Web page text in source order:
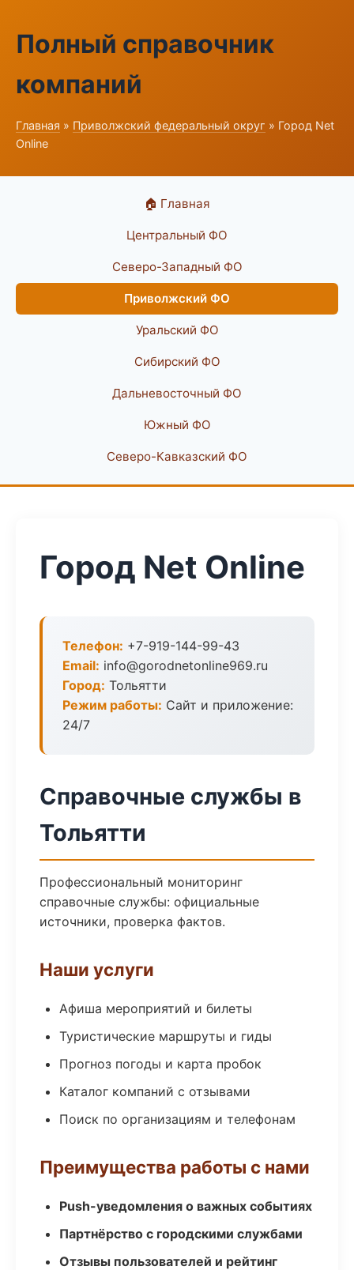
Полный справочник
компаний
Главная » Приволжский федеральный округ » Город Net
Online
🏠 Главная
Центральный ФО
Северо-Западный ФО
Приволжский ФО
Уральский ФО
Сибирский ФО
Дальневосточный ФО
Южный ФО
Северо-Кавказский ФО
Город Net Online
Телефон: +7-919-144-99-43
Email: info@gorodnetonline969.ru
Город: Тольятти
Режим работы: Сайт и приложение:
24/7
Справочные службы в
Тольятти
Профессиональный мониторинг
справочные службы: официальные
источники, проверка фактов.
Наши услуги
Афиша мероприятий и билеты
Туристические маршруты и гиды
Прогноз погоды и карта пробок
Каталог компаний с отзывами
Поиск по организациям и телефонам
Преимущества работы с нами
Push-уведомления о важных событиях
Партнёрство с городскими службами
Отзывы пользователей и рейтинг